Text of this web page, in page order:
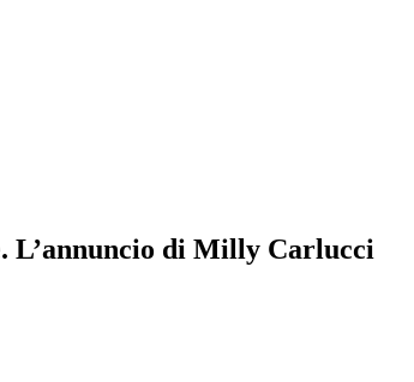
L’annuncio di Milly Carlucci